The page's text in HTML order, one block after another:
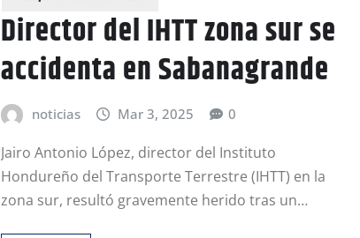
Director del IHTT zona sur se
accidenta en Sabanagrande
noticias Mar 3, 2025 0
Jairo Antonio López, director del Instituto
Hondureño del Transporte Terrestre (IHTT) en la
zona sur, resultó gravemente herido tras un…